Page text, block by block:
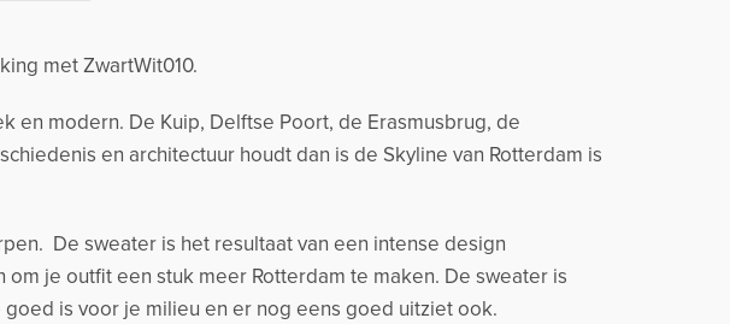
met ZwartWit010.
en modern. De Kuip, Delftse Poort, de Erasmusbrug, de
en architectuur houdt dan is de Skyline van Rotterdam is
De sweater is het resultaat van een intense design
je outfit een stuk meer Rotterdam te maken. De sweater is
is voor je milieu en er nog eens goed uitziet ook.